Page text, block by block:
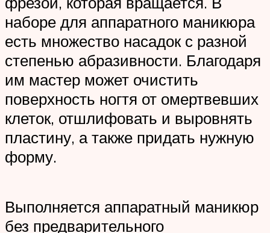
наборе для аппаратного маникюра
есть множество насадок с разной
степенью абразивности. Благодаря
им мастер может очистить
поверхность ногтя от омертвевших
клеток, отшлифовать и выровнять
пластину, а также придать нужную
форму.
Выполняется аппаратный маникюр
без предварительного